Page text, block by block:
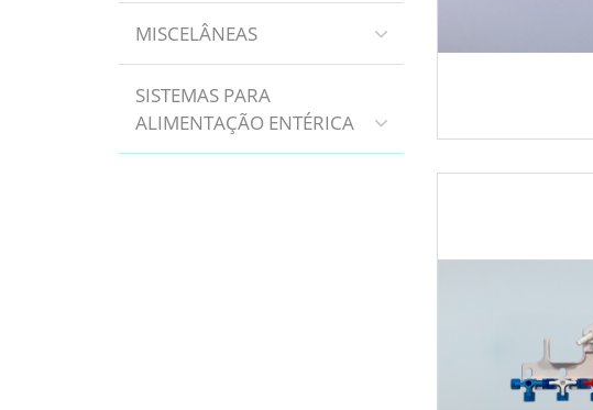
MISCELÂNEAS
SISTEMAS PARA
ALIMENTAÇÃO ENTÉRICA